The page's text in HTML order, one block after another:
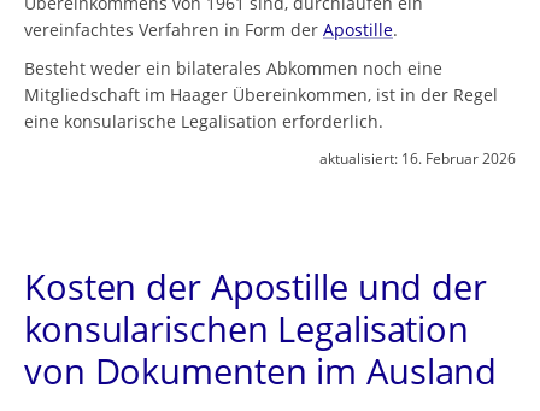
vereinfachtes Verfahren in Form der Apostille.
Besteht weder ein bilaterales Abkommen noch eine
Mitgliedschaft im Haager Übereinkommen, ist in der Regel
eine konsularische Legalisation erforderlich.
aktualisiert: 16. Februar 2026
Kosten der Apostille und der
konsularischen Legalisation
von Dokumenten im Ausland